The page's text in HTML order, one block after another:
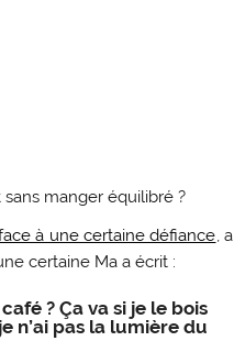
manger équilibré ?
à une certaine défiance, a
certaine Ma a écrit :
? Ça va si je le bois
n’ai pas la lumière du